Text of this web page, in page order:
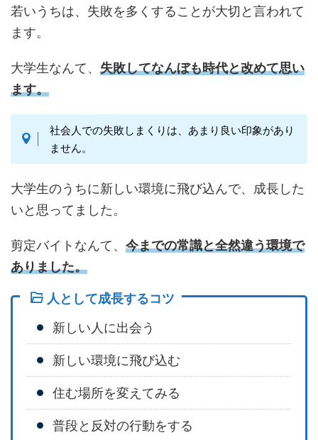
若いうちは、失敗を多くすることが大切と言われて
ます。
大学生なんて、 失敗してなんぼも時代と改めて思い
ます。
社会人での失敗しまくりは、あまり良い印象があり
ません。
大学生のうちに新しい環境に飛び込んで、成長した
いと思ってました。
剪定バイトなんて、 今までの常識と全然違う環境で
ありました。
人として成長するコツ
新しい人に出会う
新しい環境に飛び込む
住む場所を変えてみる
普段と反対の行動をする